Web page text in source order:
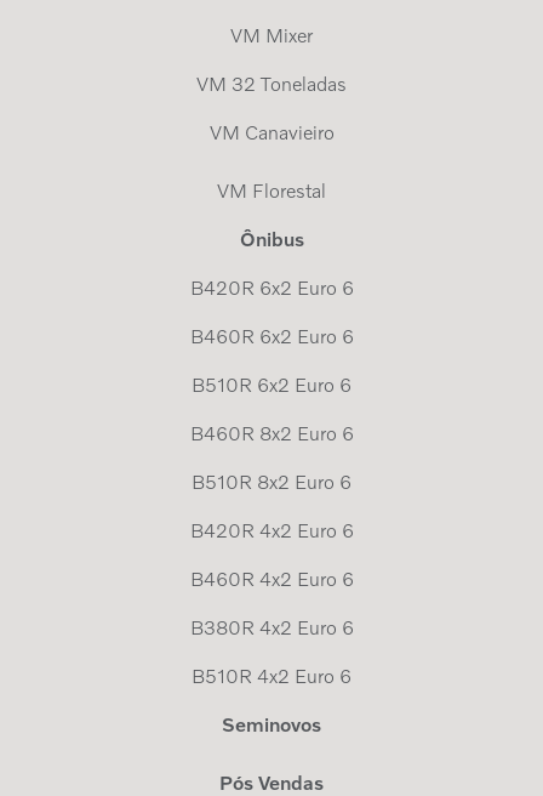
VM Mixer
VM 32 Toneladas
VM Canavieiro
VM Florestal
Ônibus
B420R 6x2 Euro 6
B460R 6x2 Euro 6
B510R 6x2 Euro 6
B460R 8x2 Euro 6
B510R 8x2 Euro 6
B420R 4x2 Euro 6
B460R 4x2 Euro 6
B380R 4x2 Euro 6
B510R 4x2 Euro 6
Seminovos
Pós Vendas